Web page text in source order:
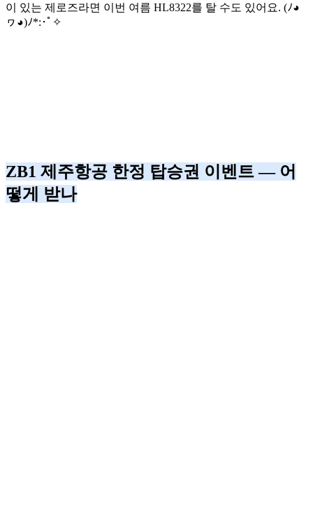
이 있는 제로즈라면 이번 여름 HL8322를 탈 수도 있어요. (ﾉ◕
ヮ◕)ﾉ*:･ﾟ✧
ZB1 제주항공 한정 탑승권 이벤트 — 어
떻게 받나